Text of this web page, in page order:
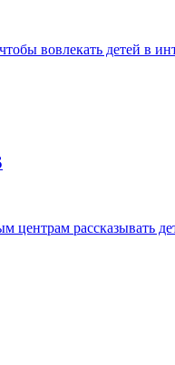
вовлекать детей в
рассказывать